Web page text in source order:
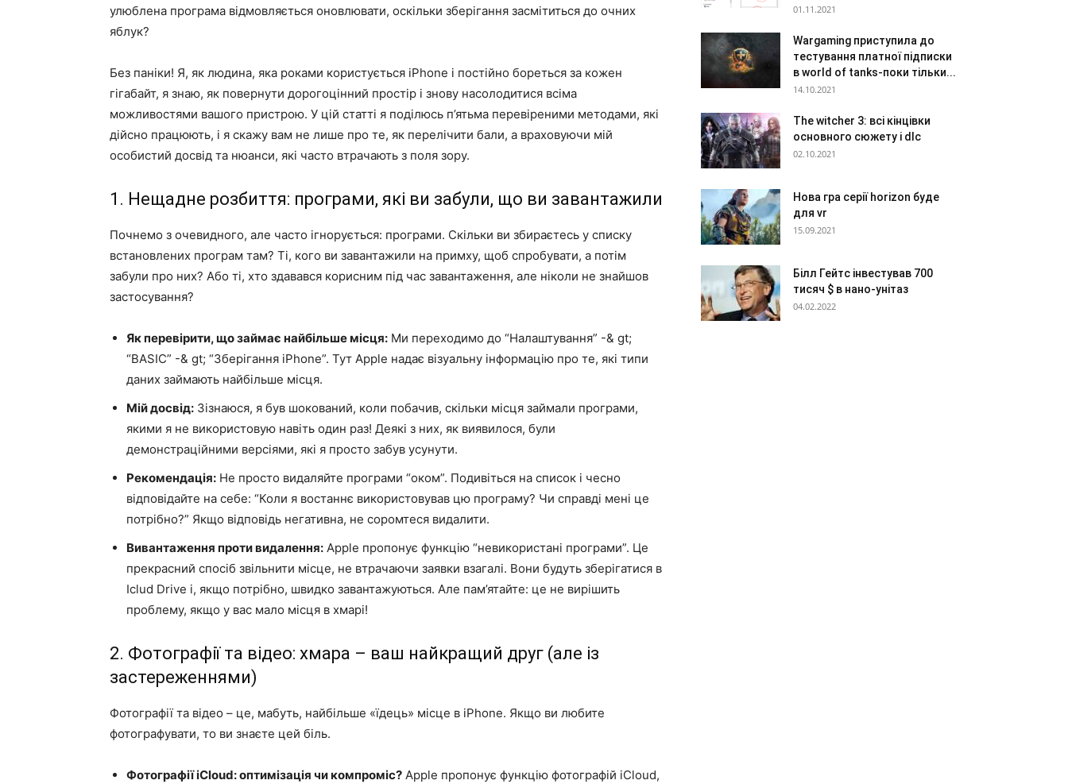
улюблена програма відмовляється оновлювати, оскільки зберігання засмітиться до очних
яблук?
Без паніки! Я, як людина, яка роками користується iPhone і постійно бореться за кожен
гігабайт, я знаю, як повернути дорогоцінний простір і знову насолодитися всіма
можливостями вашого пристрою. У цій статті я поділюсь п’ятьма перевіреними методами, які
дійсно працюють, і я скажу вам не лише про те, як перелічити бали, а враховуючи мій
особистий досвід та нюанси, які часто втрачають з поля зору.
1. Нещадне розбиття: програми, які ви забули, що ви завантажили
Почнемо з очевидного, але часто ігнорується: програми. Скільки ви збираєтесь у списку
встановлених програм там? Ті, кого ви завантажили на примху, щоб спробувати, а потім
забули про них? Або ті, хто здавався корисним під час завантаження, але ніколи не знайшов
застосування?
Як перевірити, що займає найбільше місця: Ми переходимо до “Налаштування” -& gt;
“BASIC” -& gt; “Зберігання iPhone”. Тут Apple надає візуальну інформацію про те, які типи
даних займають найбільше місця.
Мій досвід: Зізнаюся, я був шокований, коли побачив, скільки місця займали програми,
якими я не використовую навіть один раз! Деякі з них, як виявилося, були
демонстраційними версіями, які я просто забув усунути.
Рекомендація: Не просто видаляйте програми “оком”. Подивіться на список і чесно
відповідайте на себе: “Коли я востаннє використовував цю програму? Чи справді мені це
потрібно?” Якщо відповідь негативна, не соромтеся видалити.
Вивантаження проти видалення: Apple пропонує функцію “невикористані програми”. Це
прекрасний спосіб звільнити місце, не втрачаючи заявки взагалі. Вони будуть зберігатися в
Iclud Drive і, якщо потрібно, швидко завантажуються. Але пам’ятайте: це не вирішить
проблему, якщо у вас мало місця в хмарі!
2. Фотографії та відео: хмара – ваш найкращий друг (але із
застереженнями)
Фотографії та відео – це, мабуть, найбільше «їдець» місце в iPhone. Якщо ви любите
фотографувати, то ви знаєте цей біль.
Фотографії iCloud: оптимізація чи компроміс? Apple пропонує функцію фотографій iCloud,
01.11.2021
Wargaming приступила до
тестування платної підписки
в world of tanks-поки тільки...
14.10.2021
The witcher 3: всі кінцівки
основного сюжету і dlc
02.10.2021
Нова гра серії horizon буде
для vr
15.09.2021
Білл Гейтс інвестував 700
тисяч $ в нано-унітаз
04.02.2022